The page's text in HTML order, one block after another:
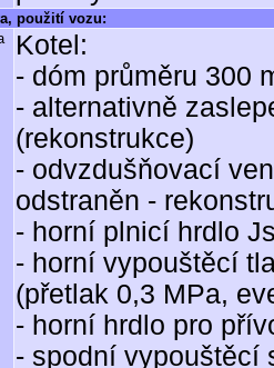
použití vozu:
Kotel:
- dóm průměru 300
- alternativně
(rekonstrukce)
- odvzdušňovací
odstraněn -
- horní plnicí hrdlo
- horní vypouštěcí
(přetlak 0,3 MPa,
- horní hrdlo pro
- spodní vypouštěcí